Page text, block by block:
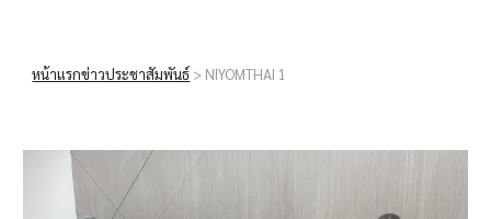
หน้าแรกข่าวประชาสัมพันธ์ > NIYOMTHAI 1